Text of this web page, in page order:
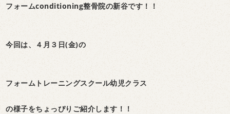
フォームconditioning整骨院の新谷です！！
今回は、４月３日(金)の
フォームトレーニングスクール幼児クラス
の様子をちょっぴりご紹介します！！